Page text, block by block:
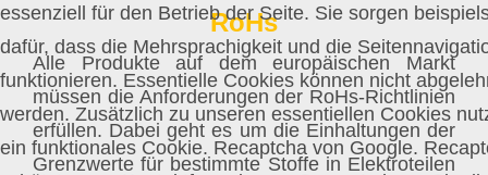
RoHs
Alle Produkte auf dem europäischen Markt
müssen die Anforderungen der RoHs-Richtlinien
erfüllen. Dabei geht es um die Einhaltungen der
Grenzwerte für bestimmte Stoffe in Elektroteilen
essenziell für den Betrieb der Seite. Sie sorgen
dafür, dass die Mehrsprachigkeit und die
funktionieren. Essentielle Cookies können nicht
werden. Zusätzlich zu unseren essentiellen Cookies
ein funktionales Cookie. Recaptcha von Google.